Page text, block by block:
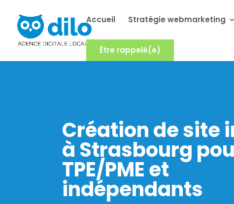
Accueil Stratégie webmarketing
Être rappelé(e)
Création de site
à Strasbourg
TPE/PME et
indépendants